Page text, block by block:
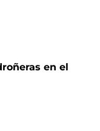
en el